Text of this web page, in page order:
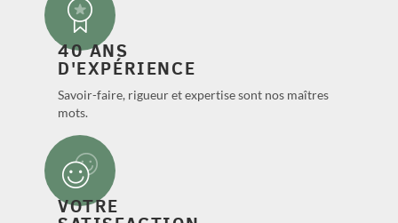
40 ANS
D'EXPÉRIENCE
Savoir-faire, rigueur et expertise sont nos maîtres
mots.
VOTRE